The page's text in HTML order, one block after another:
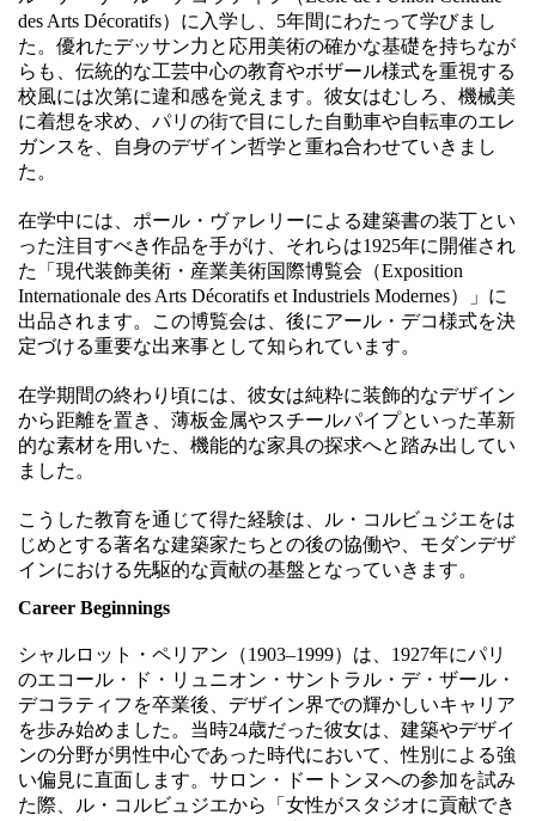
des Arts Décoratifs）に入学し、5年間にわたって学びまし
た。優れたデッサン力と応用美術の確かな基礎を持ちなが
らも、伝統的な工芸中心の教育やボザール様式を重視する
校風には次第に違和感を覚えます。彼女はむしろ、機械美
に着想を求め、パリの街で目にした自動車や自転車のエレ
ガンスを、自身のデザイン哲学と重ね合わせていきまし
た。
在学中には、ポール・ヴァレリーによる建築書の装丁とい
った注目すべき作品を手がけ、それらは1925年に開催され
た「現代装飾美術・産業美術国際博覧会（Exposition
Internationale des Arts Décoratifs et Industriels Modernes）」に
出品されます。この博覧会は、後にアール・デコ様式を決
定づける重要な出来事として知られています。
在学期間の終わり頃には、彼女は純粋に装飾的なデザイン
から距離を置き、薄板金属やスチールパイプといった革新
的な素材を用いた、機能的な家具の探求へと踏み出してい
ました。
こうした教育を通じて得た経験は、ル・コルビュジエをは
じめとする著名な建築家たちとの後の協働や、モダンデザ
インにおける先駆的な貢献の基盤となっていきます。
Career Beginnings
シャルロット・ペリアン（1903–1999）は、1927年にパリ
のエコール・ド・リュニオン・サントラル・デ・ザール・
デコラティフを卒業後、デザイン界での輝かしいキャリア
を歩み始めました。当時24歳だった彼女は、建築やデザイ
ンの分野が男性中心であった時代において、性別による強
い偏見に直面します。サロン・ドートンヌへの参加を試み
た際、ル・コルビュジエから「女性がスタジオに貢献でき